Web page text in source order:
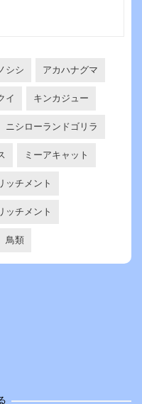
シシ アカハナグマ
イ キンカジュー
ニシローランドゴリラ
ミーアキャット
ッチメント
ッチメント
鳥類